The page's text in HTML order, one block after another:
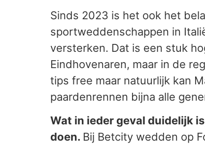
Sinds 2023 is het ook het
sportweddenschappen in
versterken. Dat is een stuk
Eindhovenaren, maar in de
tips free maar natuurlijk kan
paardenrennen bijna alle
Wat in ieder geval duidelijk
doen. Bij Betcity wedden op